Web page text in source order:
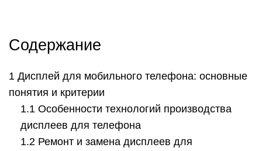
Содержание
Дисплей для мобильного телефона: основные
понятия и критерии
Особенности технологий производства
дисплеев для телефона
Ремонт и замена дисплеев для